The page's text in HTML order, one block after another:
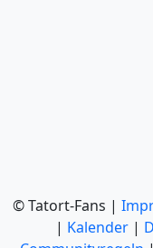
© Tatort-Fans |
| Kalender |